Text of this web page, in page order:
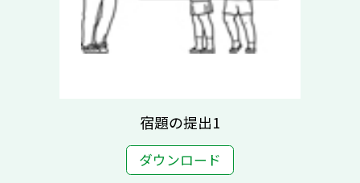
宿題の提出1
ダウンロード